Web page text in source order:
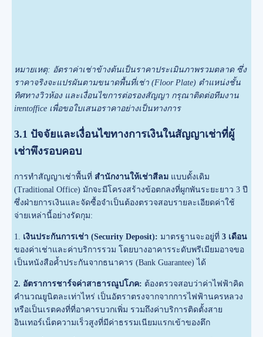
หมายเหตุ: อัตราค่าเช่าข้างต้นเป็นราคาประเมินภาพรวมตลาด ซึ่ง
ราคาจริงจะแปรผันตามขนาดพื้นที่เช่า (Floor Plate) ตำแหน่งชั้น
ทิศทางวิวห้อง และเงื่อนไขการต่อรองสัญญา กรุณาติดต่อทีมงาน
irentoffice เพื่อขอใบเสนอราคาอย่างเป็นทางการ
3.1 ปัจจัยและเงื่อนไขทางการเงินในสัญญาเช่าที่ผู้
เช่าพึงรอบคอบ
การทำสัญญาเช่าพื้นที่ สำนักงานให้เช่าสีลม แบบดั้งเดิม
(Traditional Office) มักจะมีโครงสร้างข้อตกลงที่ผูกพันระยะยาว 3 ปี
ซึ่งฝ่ายการเงินและจัดซื้อจำเป็นต้องตรวจสอบรายละเอียดค่าใช้
จ่ายเหล่านี้อย่างรัดกุม:
1. เงินประกันการเช่า (Security Deposit): มาตรฐานจะอยู่ที่3 เดือน
ของค่าเช่าและค่าบริการรวม โดยบางอาคารระดับพรีเมียมอาจขอ
เป็นหนังสือค้ำประกันจากธนาคาร (Bank Guarantee) ได้
2. อัตราการชาร์จค่าสาธารณูปโภค: ต้องตรวจสอบว่าค่าไฟฟ้าคิด
คำนวณยูนิตละเท่าไหร่ เป็นอัตราตรงจากจากการไฟฟ้านครหลวง
หรือเป็นเรตคงที่ที่อาคารบวกเพิ่ม รวมถึงค่าบริการติดตั้งสาย
อินเทอร์เน็ตความเร็วสูงที่มีค่าธรรมเนียมแรกเข้าของตึก